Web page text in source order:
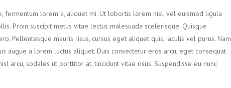
fermentum lorem a, aliquet mi. Ut lobortis lorem nisl, vel euismod ligula
Proin suscipit metus vitae lectus malesuada scelerisque. Quisque
Pellentesque mauris risus, cursus eget aliquet quis, iaculis vel purus. Nam
a lorem luctus aliquet. Duis consectetur eros arcu, eget consequat
arcu, sodales ut porttitor at, tincidunt vitae risus. Suspendisse eu nunc